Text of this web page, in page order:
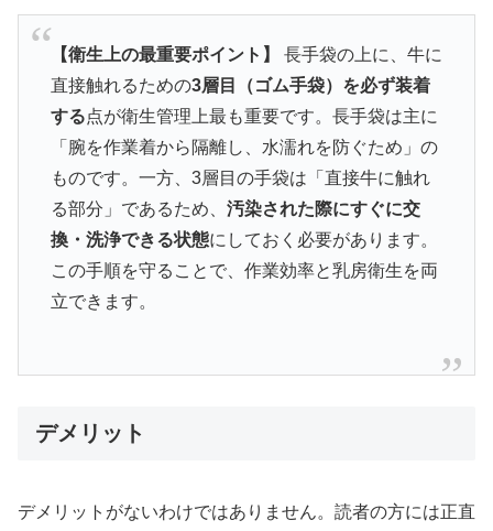
【衛生上の最重要ポイント】
長手袋の上に、牛に
直接触れるための3層目（ゴム手袋）を必ず装着
する点が衛生管理上最も重要です。長手袋は主に
「腕を作業着から隔離し、水濡れを防ぐため」の
ものです。一方、3層目の手袋は「直接牛に触れ
る部分」であるため、 汚染された際にすぐに交
換・洗浄できる状態にしておく必要があります。
この手順を守ることで、作業効率と乳房衛生を両
立できます。
デメリット
デメリットがないわけではありません。読者の方には正直